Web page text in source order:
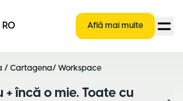
RO Află mai multe
/ Cartagena/ Workspace
+ încă o mie. Toate cu